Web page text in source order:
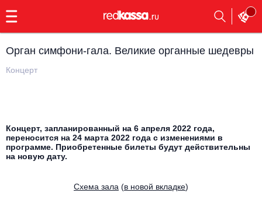
Как купить
23:00
Заказать
обратный
Электронная музыка
Все события
Все события
Орган симфони-гала. Великие органные шедевры
Концерт
Концерт, запланированный на 6 апреля 2022 года,
переносится на 24 марта 2022 года с изменениями в
программе. Приобретенные билеты будут действительны
на новую дату.
Cхема зала (в новой вкладке)